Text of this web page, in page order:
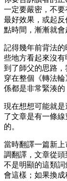
一定要嚴密，不
最好效果，或起
點時間，漸漸就會
記得幾年前背法
些地方看起來沒
到了師父的思路
穿在整個《轉法
係都是非常緊湊的
現在想想可能就
了文章是有一條
的。
當時翻譯一篇新
調翻譯，文章從
不是明顯的這類
會這樣；如果換